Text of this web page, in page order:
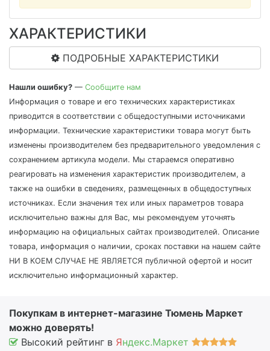
ХАРАКТЕРИСТИКИ
ПОДРОБНЫЕ ХАРАКТЕРИСТИКИ
Нашли ошибку? — Сообщите нам
Информация о товаре и его технических характеристиках
приводится в соответствии с общедоступными источниками
информации. Технические характеристики товара могут быть
изменены производителем без предварительного уведомления с
сохранением артикула модели. Мы стараемся оперативно
реагировать на изменения характеристик производителем, а
также на ошибки в сведениях, размещенных в общедоступных
источниках. Если значения тех или иных параметров товара
исключительно важны для Вас, мы рекомендуем уточнять
информацию на официальных сайтах производителей. Описание
товара, информация о наличии, сроках поставки на нашем сайте
НИ В КОЕМ СЛУЧАЕ НЕ ЯВЛЯЕТСЯ публичной офертой и носит
исключительно информационный характер.
Покупкам в интернет-магазине Тюмень Маркет
можно доверять!
Высокий рейтинг в Яндекс.Маркет